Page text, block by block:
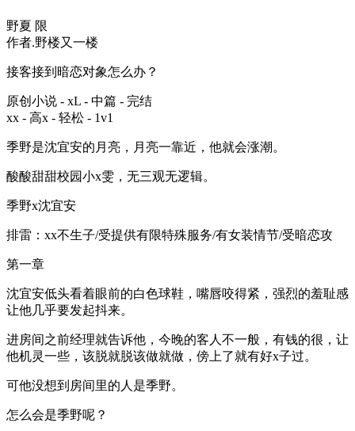
野夏 限
作者.野楼又一楼
接客接到暗恋对象怎么办？
原创小说 - xL - 中篇 - 完结
xx - 高x - 轻松 - 1v1
季野是沈宜安的月亮，月亮一靠近，他就会涨潮。
酸酸甜甜校园小x雯，无三观无逻辑。
季野x沈宜安
排雷：xx不生子/受提供有限特殊服务/有女装情节/受暗恋攻
第一章
沈宜安低头看着眼前的白色球鞋，嘴唇咬得紧，强烈的羞耻感
让他几乎要发起抖来。
进房间之前经理就告诉他，今晚的客人不一般，有钱的很，让
他机灵一些，该脱就脱该做就做，傍上了就有好x子过。
可他没想到房间里的人是季野。
怎么会是季野呢？